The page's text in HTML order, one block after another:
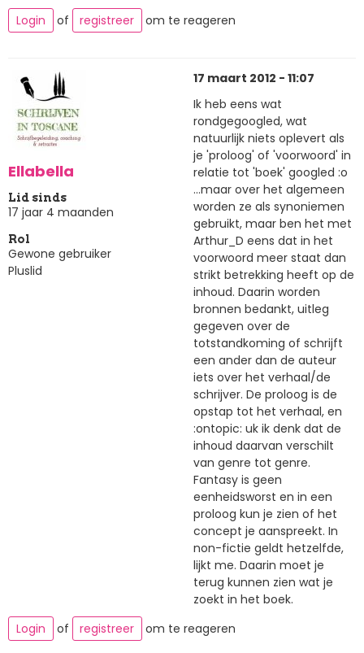
Login
of registreer om te reageren
Ellabella
Lid sinds
17 jaar 4 maanden
Rol
Gewone gebruiker
Pluslid
17 maart 2012 - 11:07
Ik heb eens wat
rondgegoogled, wat
natuurlijk niets oplevert als
je 'proloog' of 'voorwoord' in
relatie tot 'boek' googled :o
...maar over het algemeen
worden ze als synoniemen
gebruikt, maar ben het met
Arthur_D eens dat in het
voorwoord meer staat dan
strikt betrekking heeft op de
inhoud. Daarin worden
bronnen bedankt, uitleg
gegeven over de
totstandkoming of schrijft
een ander dan de auteur
iets over het verhaal/de
schrijver. De proloog is de
opstap tot het verhaal, en
:ontopic: uk ik denk dat de
inhoud daarvan verschilt
van genre tot genre.
Fantasy is geen
eenheidsworst en in een
proloog kun je zien of het
concept je aanspreekt. In
non-fictie geldt hetzelfde,
lijkt me. Daarin moet je
terug kunnen zien wat je
zoekt in het boek.
Login
of registreer om te reageren